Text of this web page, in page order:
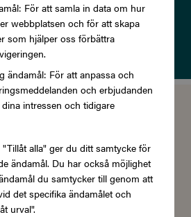
För att samla in data om hur
webbplatsen och för att skapa
som hjälper oss förbättra
ändamål: För att anpassa och
och erbjudanden
intressen och tidigare
alla" ger du ditt samtycke för
ändamål. Du har också möjlighet
du samtycker till genom att
det specifika ändamålet och
urval".
Prenumerera
of Zupergift
| Tillgänglighet